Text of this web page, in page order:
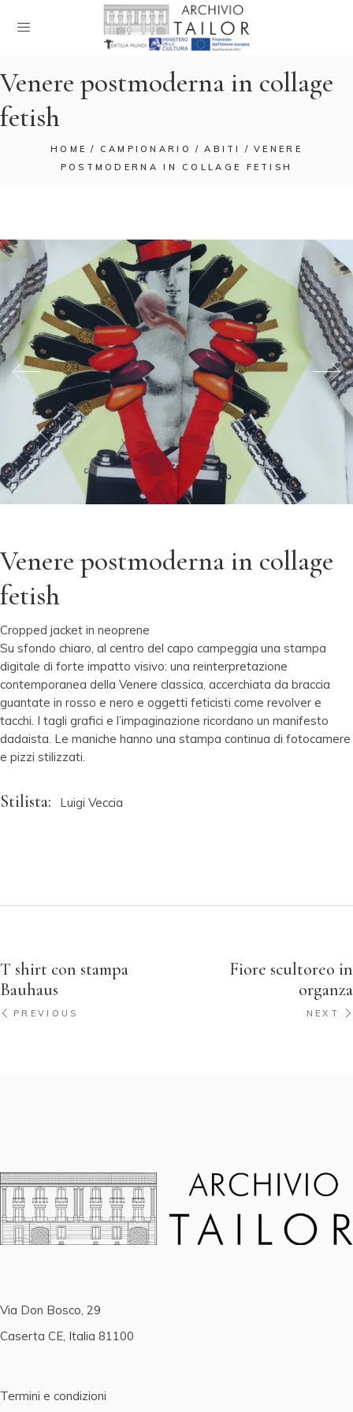
Venere postmoderna in collage
fetish
HOME CAMPIONARIO ABITI
VENERE
POSTMODERNA IN COLLAGE FETISH
Venere postmoderna in collage
fetish
Cropped jacket in neoprene
Su sfondo chiaro, al centro del capo campeggia una stampa
digitale di forte impatto visivo: una reinterpretazione
contemporanea della Venere classica, accerchiata da braccia
guantate in rosso e nero e oggetti feticisti come revolver e
tacchi. I tagli grafici e l’impaginazione ricordano un manifesto
dadaista. Le maniche hanno una stampa continua di fotocamere
e pizzi stilizzati.
Stilista: Luigi Veccia
T shirt con stampa
Bauhaus
PREVIOUS
Fiore scultoreo in
organza
NEXT
Via Don Bosco, 29
Caserta CE, Italia 81100
Termini e condizioni